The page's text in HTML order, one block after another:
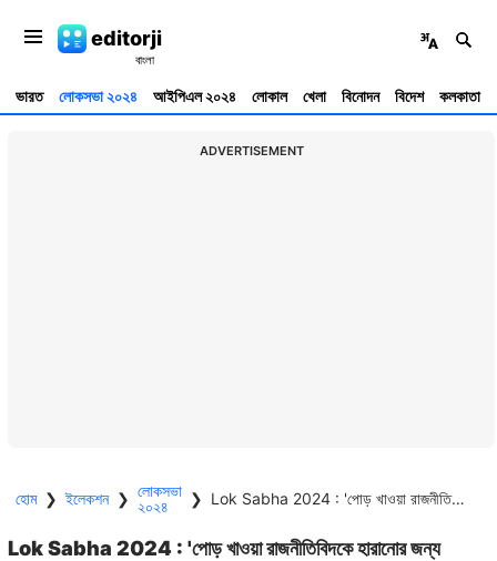
editorji
ভারত লোকসভা ২০২৪ আইপিএল ২০২৪ লোকাল খেলা বিনোদন বিদেশ কলকাতা
ADVERTISEMENT
হোম ❯ ইলেকশন ❯ লোকসভা
২০২৪
❯ Lok Sabha 2024 : 'পোড় খাওয়া রাজনীতিবিদকে হারানোর জন্য অভিনন্দন'...ইউসুফ পাঠানের জয়ের পর উচ্ছ্বসিত ইরফান
Lok Sabha 2024 : 'পোড় খাওয়া রাজনীতিবিদকে হারানোর জন্য